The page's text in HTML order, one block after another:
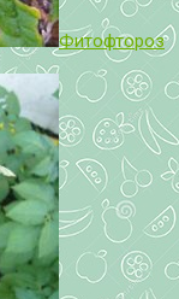
Фитофтороз